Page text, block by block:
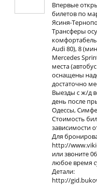
Впервые
билетов по
Ясиня-
Трансферы
Audi 80), 8
Mercedes
места
оснащены
достаточно
Выезды с ж/д
день после
Одессы,
Стоимость
зависимости
Для
http://
или звоните
любое время
Детали:
http://